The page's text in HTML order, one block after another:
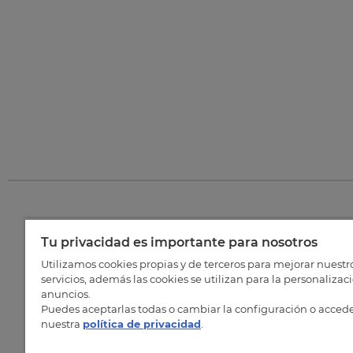
Tu privacidad es importante para nosotros
Utilizamos cookies propias y de terceros para mejorar
servicios, además las cookies se utilizan para la
anuncios.
Puedes aceptarlas todas o cambiar la configuración o
nuestra política de privacidad